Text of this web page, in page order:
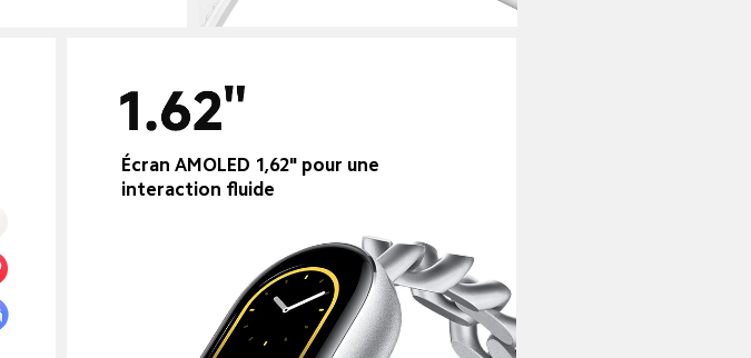
Écran AMOLED 1,62" pour une
interaction fluide